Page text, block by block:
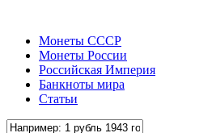
Монеты СССР
Монеты России
Российская Империя
Банкноты мира
Статьи